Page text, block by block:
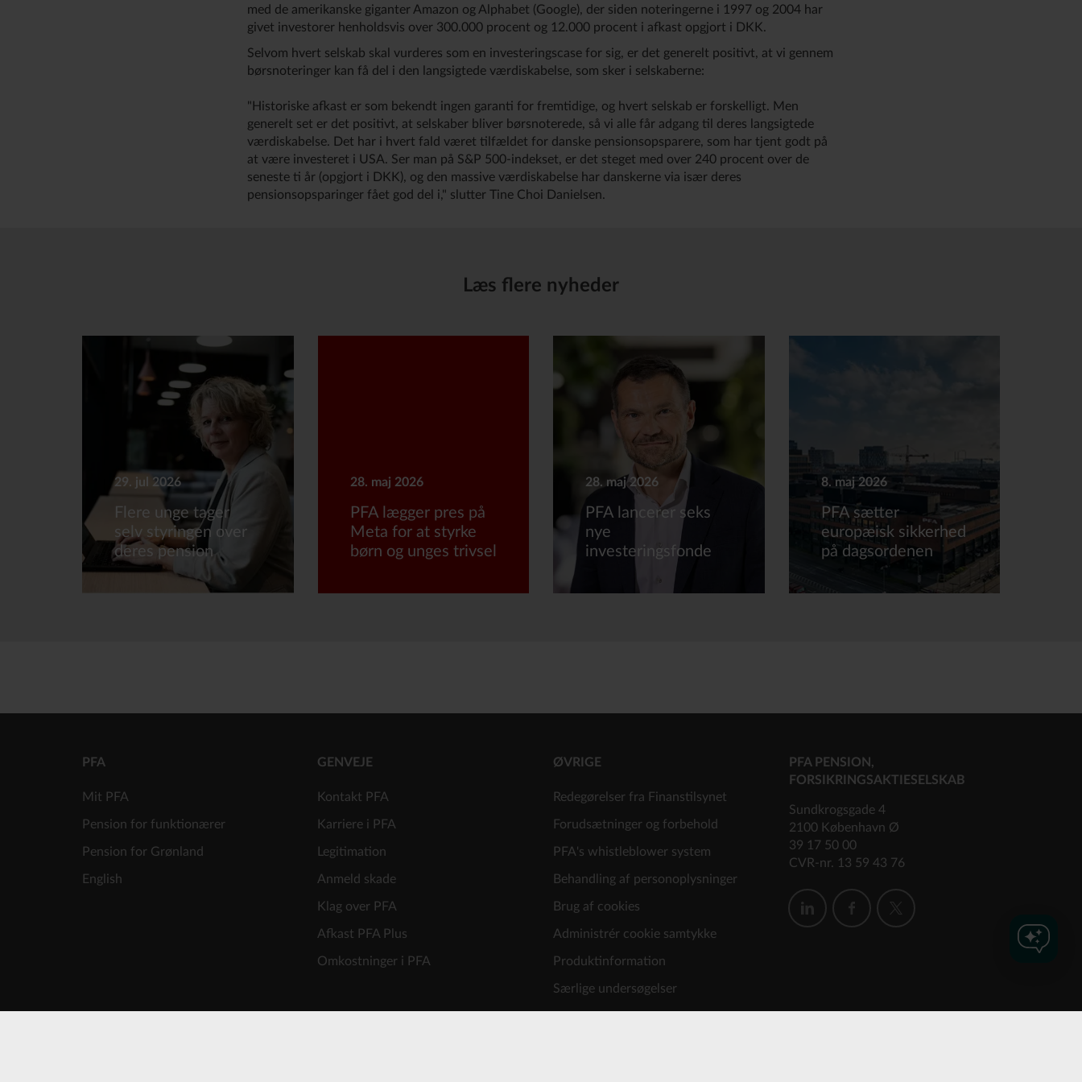
med de amerikanske giganter Amazon og Alphabet (Google), der siden noteringerne i 1997 og 2004 har
givet investorer henholdsvis over 300.000 procent og 12.000 procent i afkast opgjort i DKK.
Selvom hvert selskab skal vurderes som en investeringscase for sig, er det generelt positivt, at vi gennem
børsnoteringer kan få del i den langsigtede værdiskabelse, som sker i selskaberne:
"Historiske afkast er som bekendt ingen garanti for fremtidige, og hvert selskab er forskelligt. Men
generelt set er det positivt, at selskaber bliver børsnoterede, så vi alle får adgang til deres langsigtede
værdiskabelse. Det har i hvert fald været tilfældet for danske pensionsopsparere, som har tjent godt på
at være investeret i USA. Ser man på S&P 500-indekset, er det steget med over 240 procent over de
seneste ti år (opgjort i DKK), og den massive værdiskabelse har danskerne via især deres
pensionsopsparinger fået god del i," slutter Tine Choi Danielsen.
Læs flere nyheder
29. jul 2026
Flere unge tager
selv styringen over
deres pension
28. maj 2026
PFA lægger pres på
Meta for at styrke
børn og unges trivsel
28. maj 2026
PFA lancerer seks
nye
investeringsfonde
8. maj 2026
PFA sætter
europæisk sikkerhed
på dagsordenen
PFA
Mit PFA
Pension for funktionærer
Pension for Grønland
English
GENVEJE
Kontakt PFA
Karriere i PFA
Legitimation
Anmeld skade
Klag over PFA
Afkast PFA Plus
Omkostninger i PFA
ØVRIGE
Redegørelser fra Finanstilsynet
Forudsætninger og forbehold
PFA's whistleblower system
Behandling af personoplysninger
Brug af cookies
Administrér cookie samtykke
Produktinformation
Særlige undersøgelser
PFA PENSION,
FORSIKRINGSAKTIESELSKAB
Sundkrogsgade 4
2100 København Ø
39 17 50 00
CVR-nr. 13 59 43 76